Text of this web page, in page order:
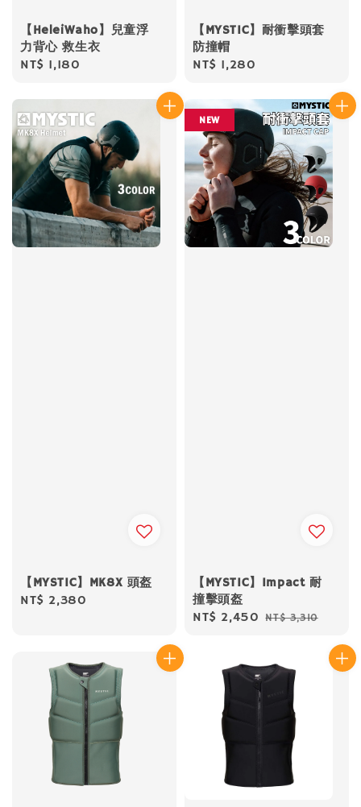
【HeleiWaho】兒童浮
力背心 救生衣
Regular
NT$ 1,180
【MYSTIC】耐衝擊頭套
防撞帽
Regular
NT$ 1,280
【MYSTIC】MK8X 頭盔
Regular
NT$ 2,380
NEW
【MYSTIC】Impact 耐
撞擊頭盔
Sale
NT$ 2,450 Regular
NT$ 3,310